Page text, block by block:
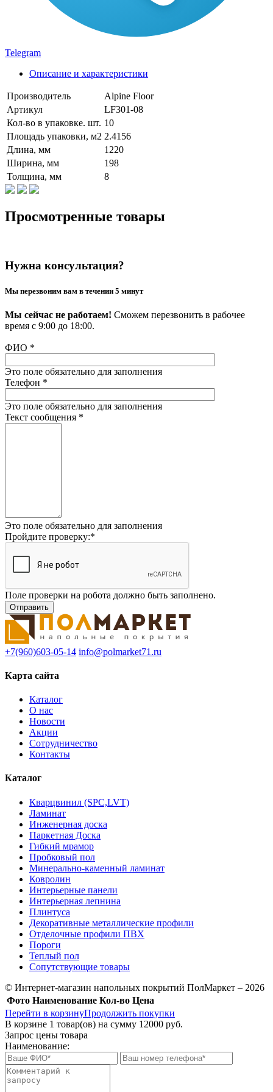
Telegram
Описание и характеристики
Производитель
Alpine Floor
Артикул
LF301-08
Кол-во в упаковке. шт. 10
Площадь упаковки, м2 2.4156
Длина, мм
1220
Ширина, мм
198
Толщина, мм
8
Просмотренные товары
Нужна консультация?
Мы перезвоним вам в течении 5 минут
Мы сейчас не работаем! Сможем перезвонить в рабочее
время с 9:00 до 18:00.
ФИО *
Это поле обязательно для заполнения
Телефон *
Это поле обязательно для заполнения
Текст сообщения *
Это поле обязательно для заполнения
Пройдите проверку:*
Поле проверки на робота должно быть заполнено.
+7(960)603-05-14 info@polmarket71.ru
Карта сайта
Каталог
О нас
Новости
Акции
Сотрудничество
Контакты
Каталог
Кварцвинил (SPC,LVT)
Ламинат
Инженерная доска
Паркетная Доска
Гибкий мрамор
Пробковый пол
Минерально-каменный ламинат
Ковролин
Интерьерные панели
Интерьерная лепнина
Плинтуса
Декоративные металлические профили
Отделочные профили ПВХ
Пороги
Теплый пол
Сопутствующие товары
© Интернет-магазин напольных покрытий ПолМаркет – 2026
Фото Наименование Кол-во Цена
Перейти в корзинуПродолжить покупки
В корзине 1 товар(ов) на сумму 12000 руб.
Запрос цены товара
Наименование: